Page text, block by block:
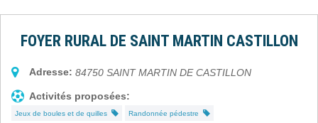
FOYER RURAL DE SAINT MARTIN CASTILLON
Adresse: 84750 SAINT MARTIN DE CASTILLON
Activités proposées:
Jeux de boules et de quilles Randonnée pédestre